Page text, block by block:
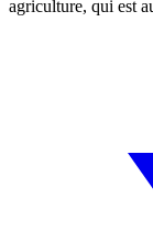
agriculture, qui est